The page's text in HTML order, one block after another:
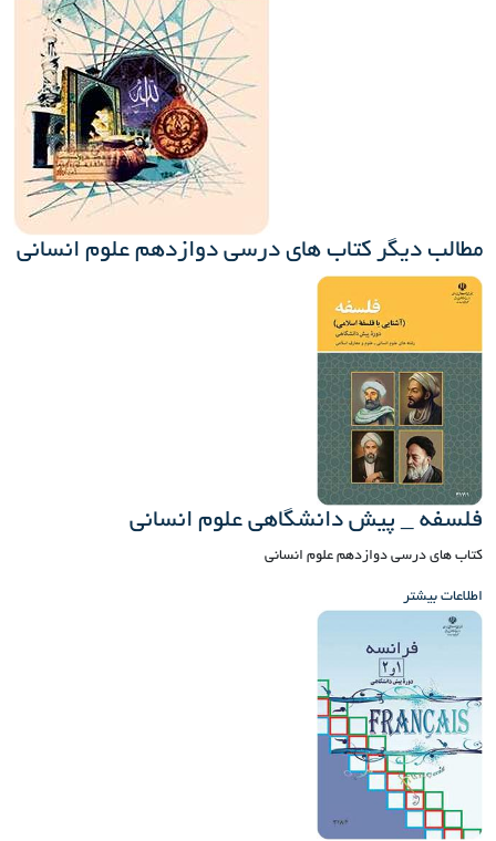
مطالب دیگر کتاب های درسی دوازدهم علوم انسانی
فلسفه _ پیش دانشگاهی علوم انسانی
کتاب های درسی دوازدهم علوم انسانی
اطلاعات بیشتر